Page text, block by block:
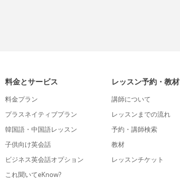
料金とサービス
料金プラン
プラスネイティブプラン
韓国語・中国語レッスン
子供向け英会話
ビジネス英会話オプション
これ聞いてeKnow?
レッスン予約・教材
講師について
レッスンまでの流れ
予約・講師検索
教材
レッスンチケット